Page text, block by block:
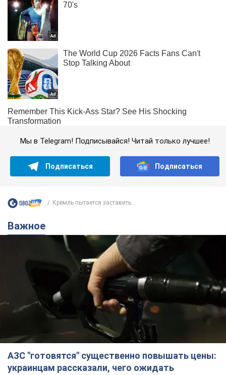
Мы в Telegram! Подписывайся! Читай только лучшее!
Подписаться Подписаться
Кремль пытается заставить...
Важное
АЗС "готовятся" существенно повышать цены:
украинцам рассказали, чего ожидать